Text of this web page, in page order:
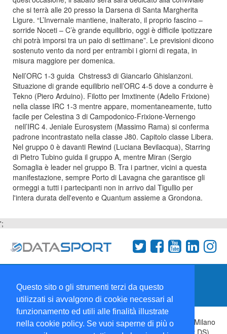
Questo sito o gli strumenti terzi da questo
utilizzati si avvalgono di cookie necessari al
funzionamento ed utili alle finalità illustrate
nella cookie policy. Se vuoi saperne di più o
che si terrà alle 20 presso la Darsena di Santa Margherita
Ligure. “L’Invernale mantiene, inalterato, il proprio fascino –
sorride Noceti – C’è grande equilibrio, oggi è difficile ipotizzare
chi potrà imporsi tra un paio di settimane”. Le previsioni dicono
sostenuto vento da nord per entrambi i giorni di regata, in
misura maggiore per domenica.
Nell’ORC 1-3 guida Chstress3 di Giancarlo Ghislanzoni.
Situazione di grande equilibrio nell’ORC 4-5 dove a condurre è
Tekno (Piero Arduino). Filotto per Imxtinente (Adelio Frixione)
nella classe IRC 1-3 mentre appare, momentaneamente, tutto
facile per Celestina 3 di Campodonico-Frixione-Vernengo
nell’IRC 4. Jeniale Eurosystem (Massimo Rama) si conferma
padrone incontrastato nella classe J80. Capitolo classe Libera.
Nel gruppo 0 è davanti Rewind (Luciana Bevilacqua), Starring
di Pietro Tubino guida il gruppo A, mentre Miran (Sergio
Somaglia è leader nel gruppo B. Tra i partner, vicini a questa
manifestazione, sempre Porto di Lavagna che garantisce gli
ormeggi a tutti i partecipanti non in arrivo dal Tigullio per
l'intera durata dell'evento e Quantum assieme a Grondona.
';
Collabora con noi
Copyright 1995-2026 © Wise Srl Via Palmanova 8 20132 Milano
Italia - P. IVA 09072090963 | ISSN: 2499-2925 (DataSport DS)